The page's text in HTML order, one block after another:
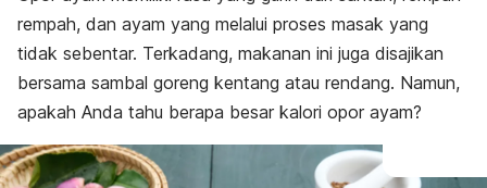
rempah, dan ayam yang melalui proses masak yang
tidak sebentar. Terkadang, makanan ini juga disajikan
bersama sambal goreng kentang atau rendang. Namun,
apakah Anda tahu berapa besar kalori opor ayam?